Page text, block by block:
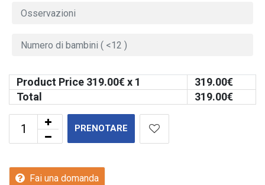
Product Price 319.00€ x 1 319.00€
Total
319.00€
PRENOTARE
Fai una domanda